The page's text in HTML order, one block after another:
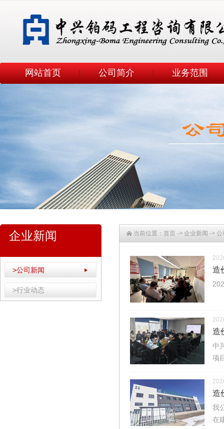
网站首页 公司简介 业务范围
企业新闻
>公司新闻
>行业动态
当前位置： 首页 -> 企业新闻 -> 公
造
造
中
项
造
我
在